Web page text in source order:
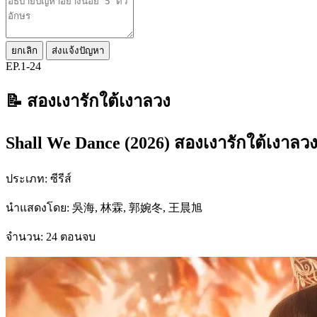
ยกเลิก ส่งแจ้งปัญหา
EP.1-24
📝 สองเงารักใต้เงาลวง
Shall We Dance (2026) สองเงารักใต้เงาลวง
ประเภท: ซีรีส์
นำแสดงโดย: 吳海, 林霖, 郭婉冬, 王晨旭
จำนวน: 24 ตอนจบ